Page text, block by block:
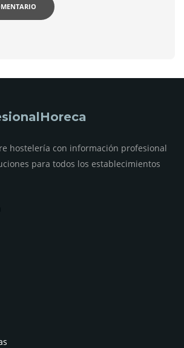
hostelería con información profesional
para todos los establecimientos